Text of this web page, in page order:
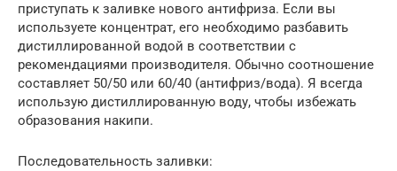
приступать к заливке нового антифриза. Если вы
используете концентрат, его необходимо разбавить
дистиллированной водой в соответствии с
рекомендациями производителя. Обычно соотношение
составляет 50/50 или 60/40 (антифриз/вода). Я всегда
использую дистиллированную воду, чтобы избежать
образования накипи.
Последовательность заливки: